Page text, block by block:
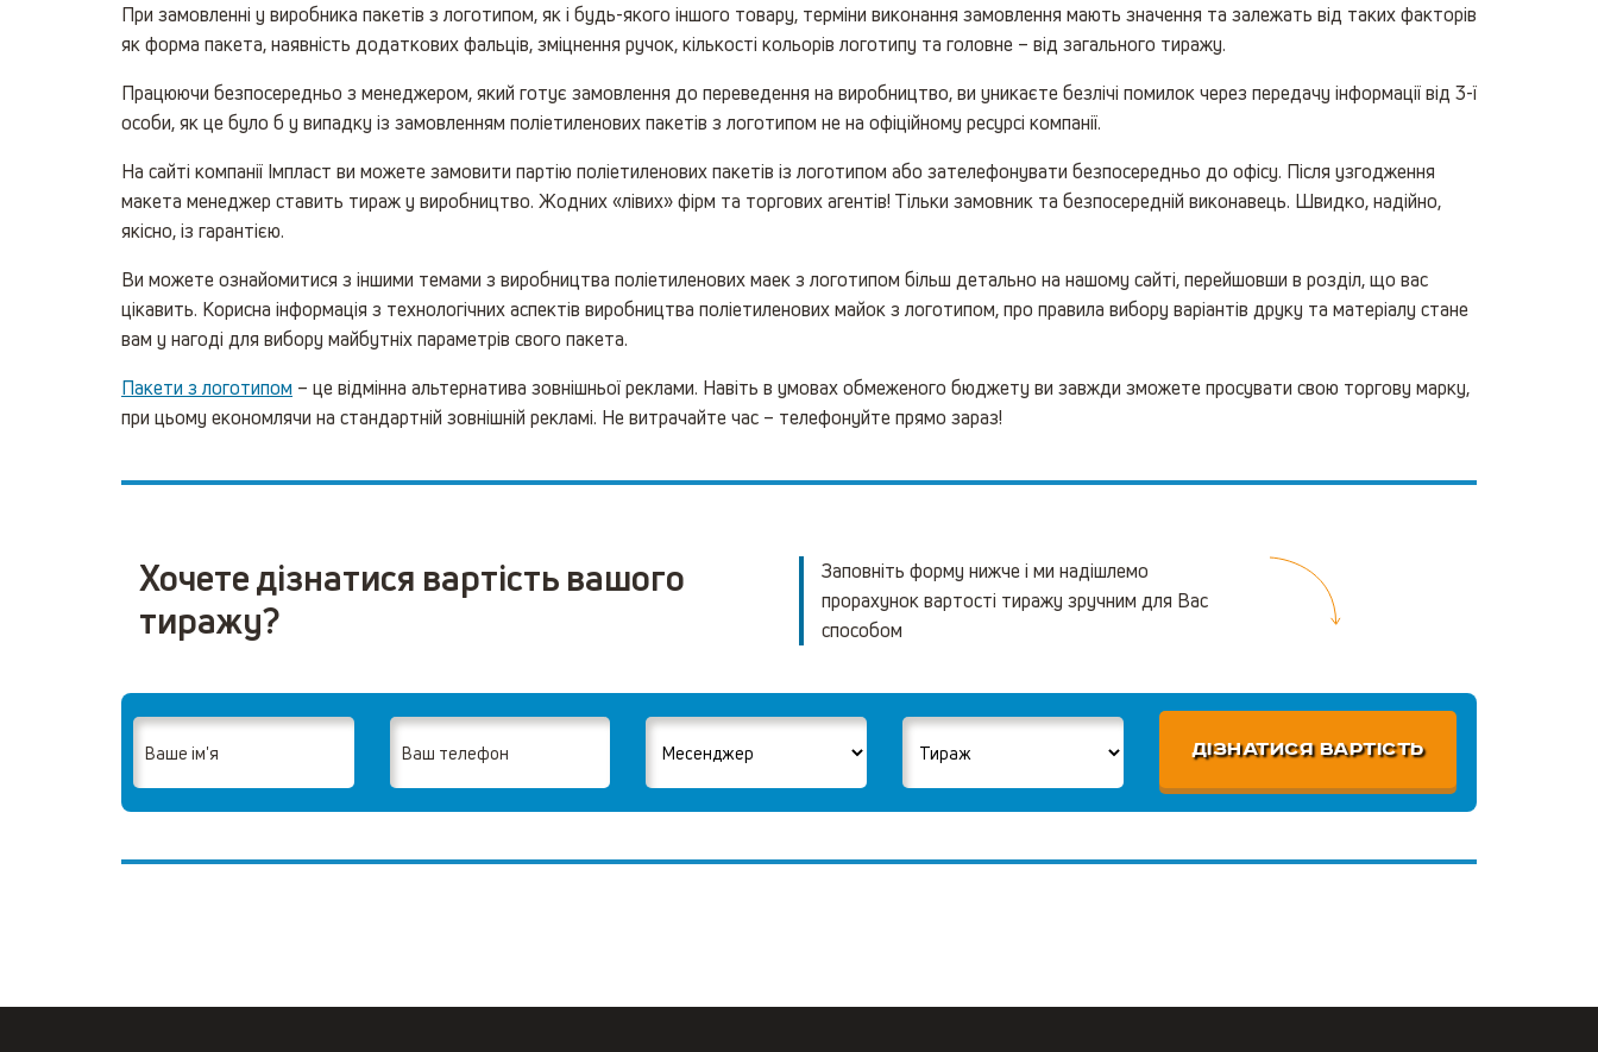
При замовленні у виробника пакетів з логотипом, як і будь-якого іншого товару, терміни виконання замовлення мають значення та залежать від таких факторів
як форма пакета, наявність додаткових фальців, зміцнення ручок, кількості кольорів логотипу та головне – від загального тиражу.
Працюючи безпосередньо з менеджером, який готує замовлення до переведення на виробництво, ви уникаєте безлічі помилок через передачу інформації від 3-ї
особи, як це було б у випадку із замовленням поліетиленових пакетів з логотипом не на офіційному ресурсі компанії.
На сайті компанії Імпласт ви можете замовити партію поліетиленових пакетів із логотипом або зателефонувати безпосередньо до офісу. Після узгодження
макета менеджер ставить тираж у виробництво. Жодних «лівих» фірм та торгових агентів! Тільки замовник та безпосередній виконавець. Швидко, надійно,
якісно, із гарантією.
Ви можете ознайомитися з іншими темами з виробництва поліетиленових маек з логотипом більш детально на нашому сайті, перейшовши в розділ, що вас
цікавить. Корисна інформація з технологічних аспектів виробництва поліетиленових майок з логотипом, про правила вибору варіантів друку та матеріалу стане
вам у нагоді для вибору майбутніх параметрів свого пакета.
Пакети з логотипом – це відмінна альтернатива зовнішньої реклами. Навіть в умовах обмеженого бюджету ви завжди зможете просувати свою торгову марку,
при цьому економлячи на стандартній зовнішній рекламі. Не витрачайте час – телефонуйте прямо зараз!
Хочете дізнатися вартість вашого
тиражу?
Заповніть форму нижче і ми надішлемо
прорахунок вартості тиражу зручним для Вас
способом
ДІЗНАТИСЯ ВАРТІСТЬ